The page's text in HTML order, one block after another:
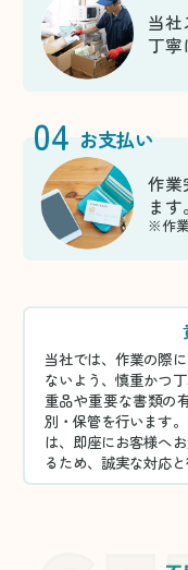
当
丁寧
04 お支払い
作業
ます。
※作
当社では、作業の際
ないよう、慎重かつ
重品や重要な書類の
別・保管を行います
は、即座にお客様へ
るため、誠実な対応